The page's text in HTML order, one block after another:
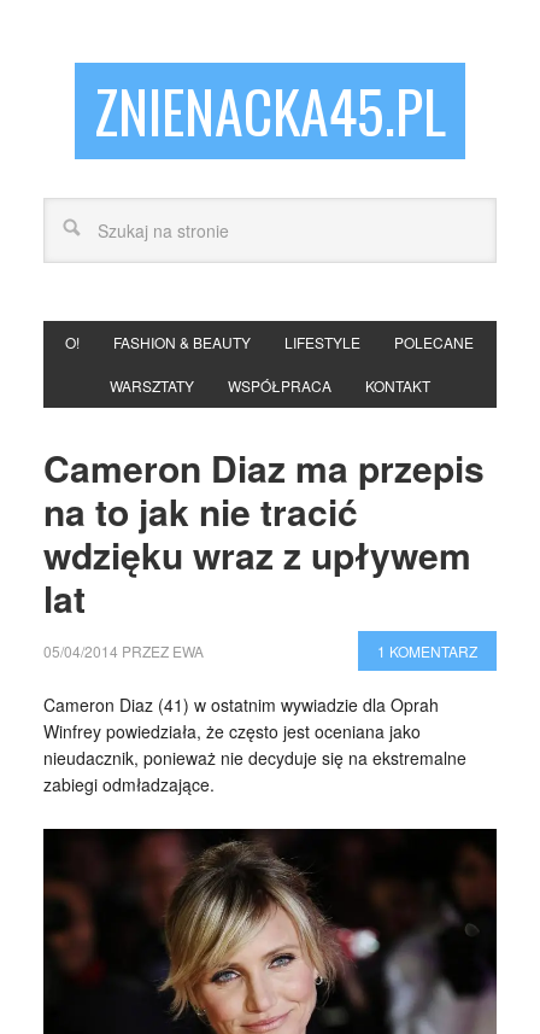
ZNIENACKA45.PL
O! FASHION & BEAUTY LIFESTYLE POLECANE
WARSZTATY WSPÓŁPRACA KONTAKT
Cameron Diaz ma przepis
na to jak nie tracić
wdzięku wraz z upływem
lat
05/04/2014 PRZEZ EWA 1 KOMENTARZ
Cameron Diaz (41) w ostatnim wywiadzie dla Oprah
Winfrey powiedziała, że często jest oceniana jako
nieudacznik, ponieważ nie decyduje się na ekstremalne
zabiegi odmładzające.